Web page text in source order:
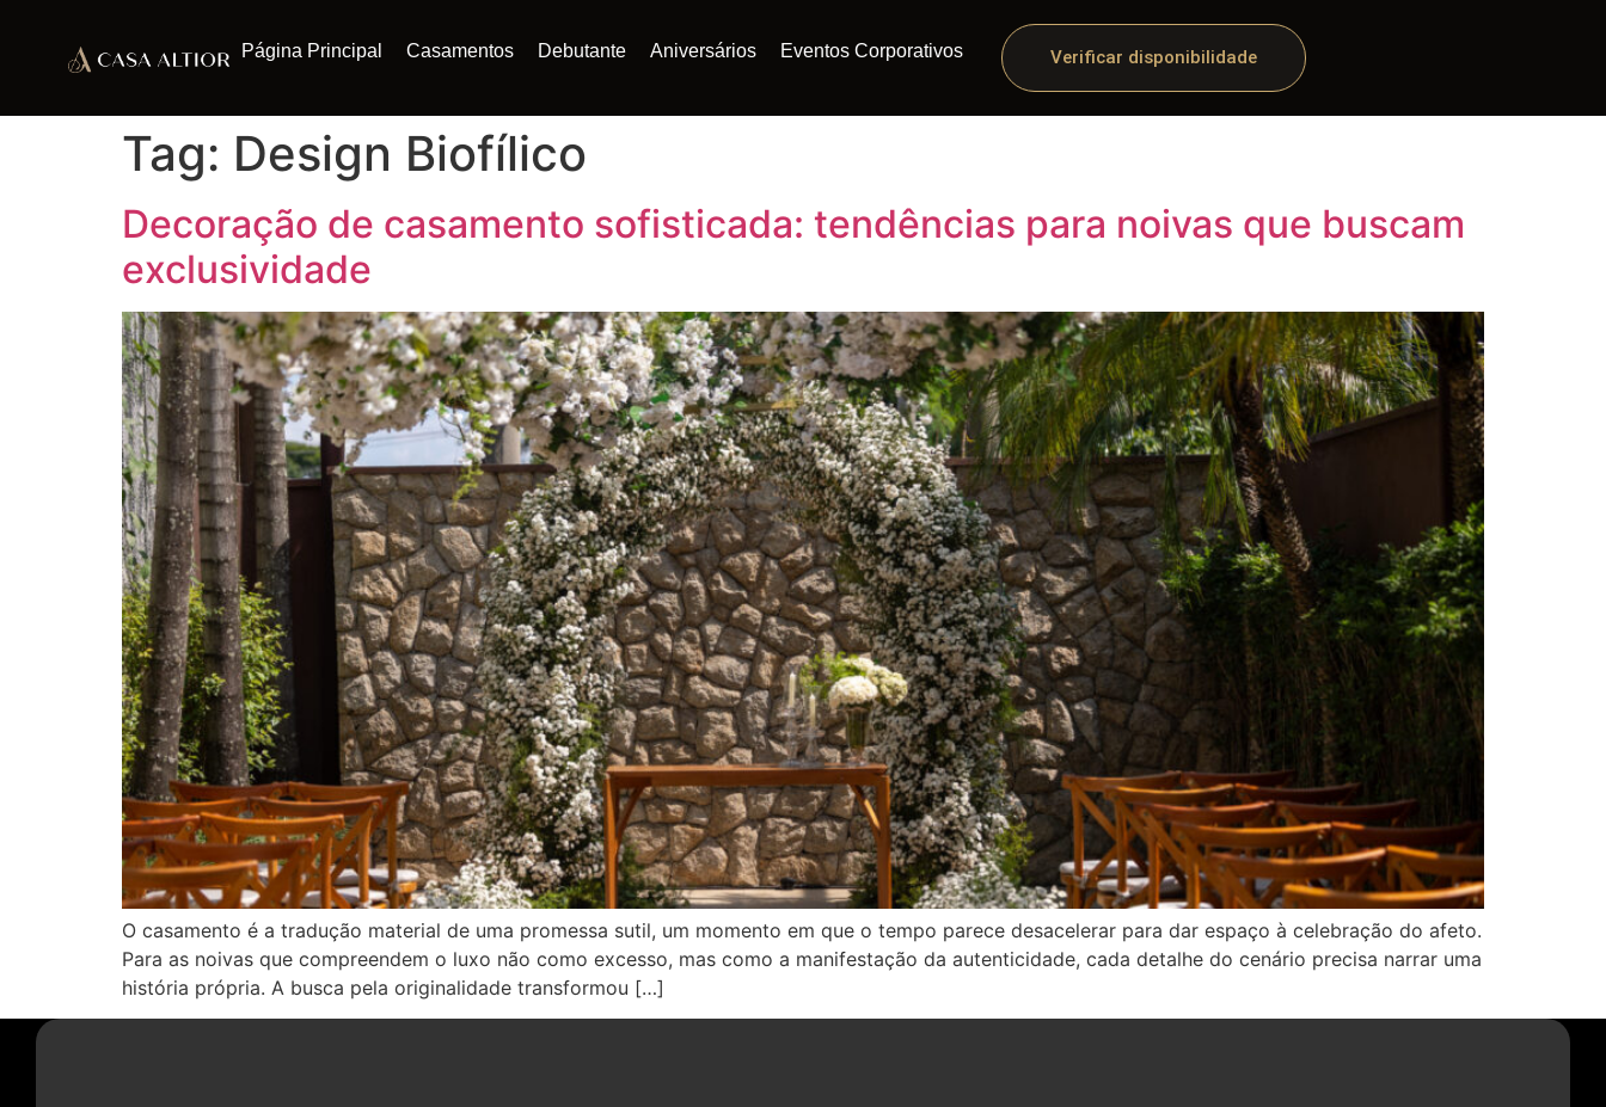
Página Principal Casamentos Debutante Aniversários Eventos Corporativos Verificar disponibilidade
Tag: Design Biofílico
Decoração de casamento sofisticada: tendências para noivas que buscam
exclusividade
O casamento é a tradução material de uma promessa sutil, um momento em que o tempo parece desacelerar para dar espaço à celebração do afeto.
Para as noivas que compreendem o luxo não como excesso, mas como a manifestação da autenticidade, cada detalhe do cenário precisa narrar uma
história própria. A busca pela originalidade transformou […]